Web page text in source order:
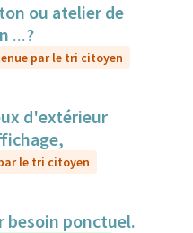
ou atelier de
...?
par le tri citoyen
d'extérieur
le tri citoyen
besoin ponctuel.